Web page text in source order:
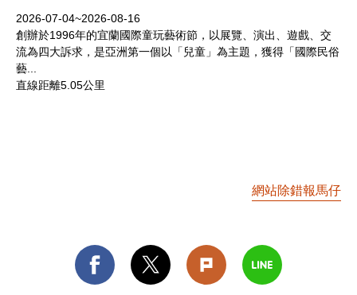
2026-07-04~2026-08-16
創辦於1996年的宜蘭國際童玩藝術節，以展覽、演出、遊戲、交
流為四大訴求，是亞洲第一個以「兒童」為主題，獲得「國際民俗
藝...
直線距離5.05公里
網站除錯報馬仔